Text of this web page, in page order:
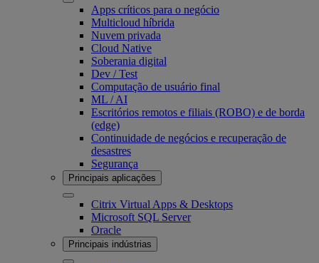
Apps críticos para o negócio
Multicloud híbrida
Nuvem privada
Cloud Native
Soberania digital
Dev / Test
Computação de usuário final
ML / AI
Escritórios remotos e filiais (ROBO) e de borda
(edge)
Continuidade de negócios e recuperação de
desastres
Segurança
Principais aplicações
Citrix Virtual Apps & Desktops
Microsoft SQL Server
Oracle
Principais indústrias